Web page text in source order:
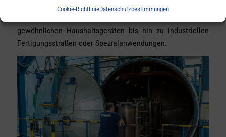
Cookie-RichtlinieDatenschutzbestimmungen
Leitungen ermöglichen eine sichere und effiziente
gewöhnlichen Haushaltsgeräten bis hin zu industriellen
Fertigungsstraßen oder Spezialanwendungen.